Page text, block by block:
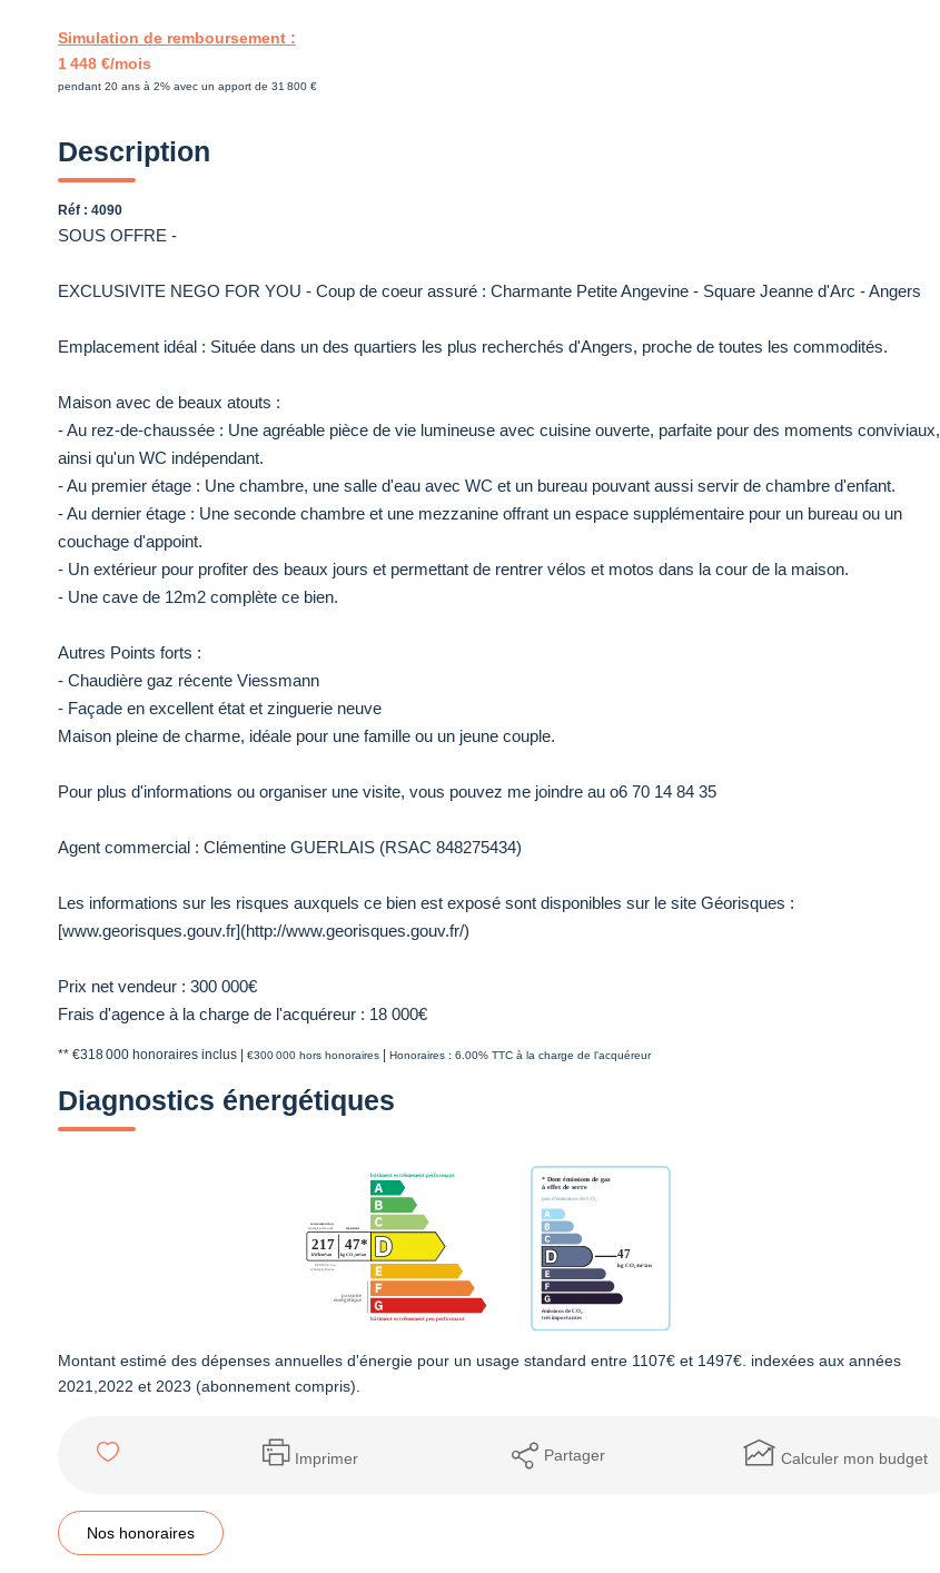
Simulation de remboursement :
1 448 €/mois
pendant 20 ans à 2% avec un apport de 31 800 €
Description
Réf : 4090
SOUS OFFRE -
EXCLUSIVITE NEGO FOR YOU - Coup de coeur assuré : Charmante Petite Angevine - Square Jeanne d'Arc - Angers
Emplacement idéal : Située dans un des quartiers les plus recherchés d'Angers, proche de toutes les commodités.
Maison avec de beaux atouts :
- Au rez-de-chaussée : Une agréable pièce de vie lumineuse avec cuisine ouverte, parfaite pour des moments conviviaux,
ainsi qu'un WC indépendant.
- Au premier étage : Une chambre, une salle d'eau avec WC et un bureau pouvant aussi servir de chambre d'enfant.
- Au dernier étage : Une seconde chambre et une mezzanine offrant un espace supplémentaire pour un bureau ou un
couchage d'appoint.
- Un extérieur pour profiter des beaux jours et permettant de rentrer vélos et motos dans la cour de la maison.
- Une cave de 12m2 complète ce bien.
Autres Points forts :
- Chaudière gaz récente Viessmann
- Façade en excellent état et zinguerie neuve
Maison pleine de charme, idéale pour une famille ou un jeune couple.
Pour plus d'informations ou organiser une visite, vous pouvez me joindre au o6 70 14 84 35
Agent commercial : Clémentine GUERLAIS (RSAC 848275434)
Les informations sur les risques auxquels ce bien est exposé sont disponibles sur le site Géorisques :
[www.georisques.gouv.fr](http://www.georisques.gouv.fr/)
Prix net vendeur : 300 000€
Frais d'agence à la charge de l'acquéreur : 18 000€
** €318 000 honoraires inclus €300 000 hors honoraires Honoraires : 6.00% TTC à la charge de l'acquéreur
Diagnostics énergétiques
Montant estimé des dépenses annuelles d'énergie pour un usage standard entre 1107€ et 1497€. indexées aux années
2021,2022 et 2023 (abonnement compris).
Imprimer Partager Calculer mon budget
Nos honoraires